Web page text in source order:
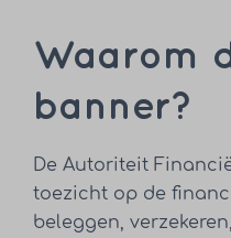
Waarom
banner?
De Autoriteit
toezicht op de
beleggen,